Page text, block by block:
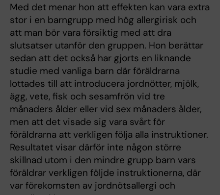
Med det menar hon att effekten kan vara extra
stor i en barngrupp med hög allergirisk och
att man bör vara försiktig med att dra
slutsatser utanför den gruppen. Hon berättar
sedan att det också har gjorts en liknande
studie med vanliga barn där föräldrarna
lottades till att introducera jordnötter, mjölk,
ägg, vete, fisk och sesamfrön vid tre
månaders ålder eller vid sex månaders ålder,
men att det visade sig vara svårt för
föräldrarna att verkligen följa alla instruktioner.
Resultatet visar därför inte någon större
skillnad utom i den mindre grupp barn vars
föräldrar verkligen följde instruktionerna, där
var förekomsten av jordnötsallergi och